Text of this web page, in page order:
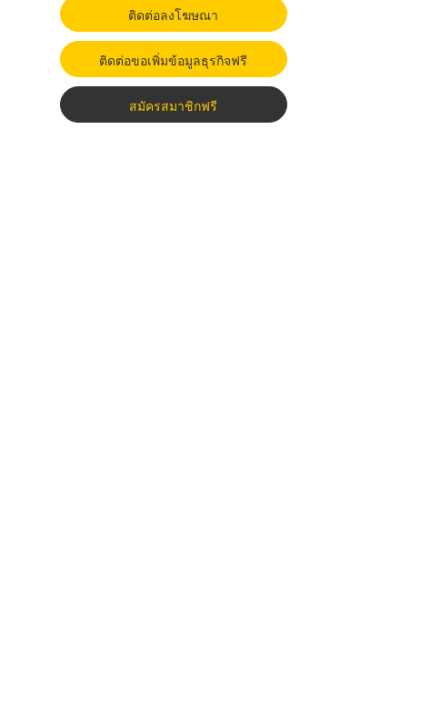
ติดต่อลงโฆษณา
ติดต่อขอเพิ่มข้อมูลธุรกิจฟรี
สมัครสมาชิกฟรี